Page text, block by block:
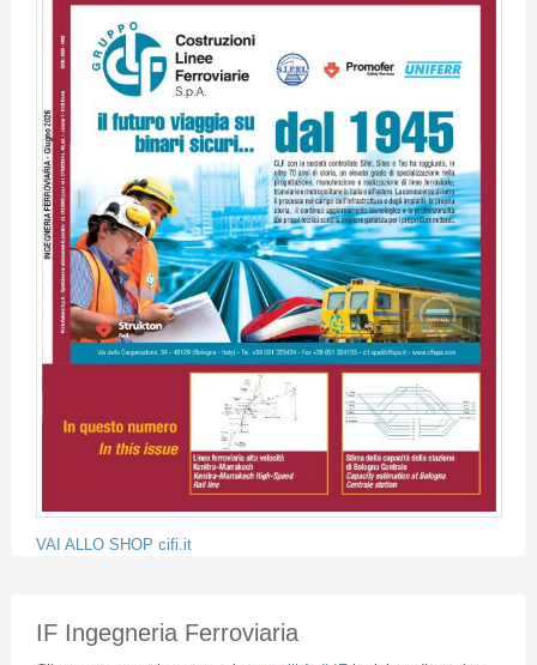
VAI ALLO SHOP cifi.it
IF Ingegneria Ferroviaria